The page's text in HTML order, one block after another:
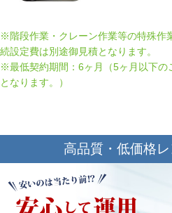
※階段作業・クレーン作業等の特殊作
続設定費は別途御見積となります。
※最低契約期間：6ヶ月（5ヶ月以下の
となります。）
高品質・低価格